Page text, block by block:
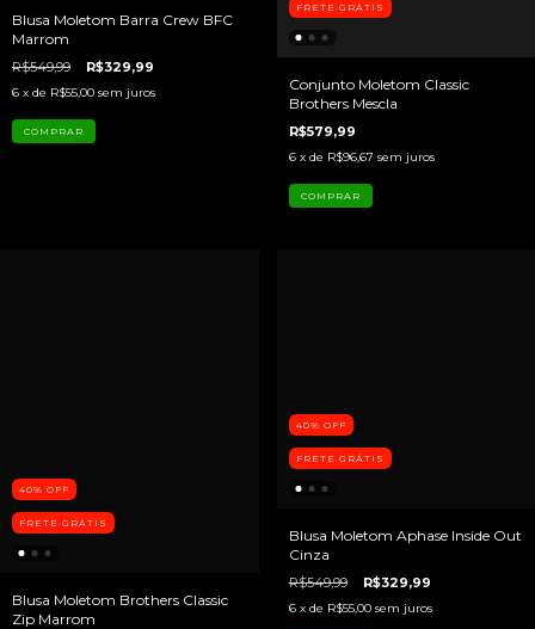
Blusa Moletom Barra Crew BFC
Marrom
R$549,99 R$329,99
6 x de R$55,00 sem juros
COMPRAR
FRETE GRÁTIS
Conjunto Moletom Classic
Brothers Mescla
R$579,99
6 x de R$96,67 sem juros
COMPRAR
40% OFF
FRETE GRÁTIS
Blusa Moletom Brothers Classic
Zip Marrom
40% OFF
FRETE GRÁTIS
Blusa Moletom Aphase Inside Out
Cinza
R$549,99 R$329,99
6 x de R$55,00 sem juros